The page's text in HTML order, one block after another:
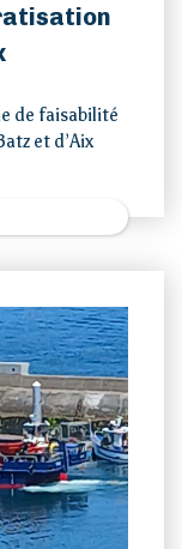
de faisabilité
et d’Aix